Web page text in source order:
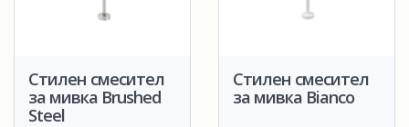
Стилен смесител
за мивка Brushed
Steel
Стилен смесител
за мивка Bianco